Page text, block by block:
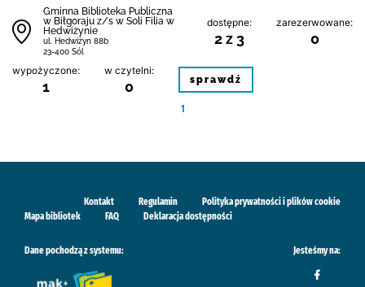
Gminna Biblioteka Publiczna
w Biłgoraju z/s w Soli Filia w
Hedwiżynie
ul. Hedwiżyn 88b
23-400 Sól
dostępne:
2 z 3
zarezerwowane:
0
wypożyczone:
1
w czytelni:
0 sprawdź
1
Kontakt Regulamin
Polityka prywatności i plików cookie
Mapa bibliotek
FAQ Deklaracja dostępności
Dane pochodzą z systemu: Jesteśmy na: